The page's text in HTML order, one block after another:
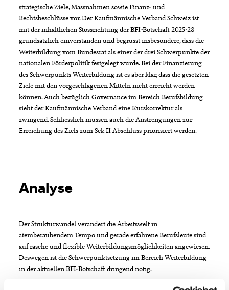
strategische Ziele, Massnahmen sowie Finanz-​ und
Rechtsbeschlüsse vor. Der Kaufmännische Verband Schweiz ist
mit der inhaltlichen Stossrichtung der BFI-Botschaft 2025-28
grundsätzlich einverstanden und begrüsst insbesondere, dass die
Weiterbildung vom Bundesrat als einer der drei Schwerpunkte der
nationalen Förderpolitik festgelegt wurde. Bei der Finanzierung
des Schwerpunkts Weiterbildung ist es aber klar, dass die gesetzten
Ziele mit den vorgeschlagenen Mitteln nicht erreicht werden
können. Auch bezüglich Governance im Bereich Berufsbildung
sieht der Kaufmännische Verband eine Kurskorrektur als
zwingend. Schliesslich müssen auch die Anstrengungen zur
Erreichung des Ziels zum Sek II Abschluss priorisiert werden.
Analyse
Der Strukturwandel verändert die Arbeitswelt in
atemberaubendem Tempo und gerade erfahrene Berufsleute sind
auf rasche und flexible Weiterbildungsmöglichkeiten angewiesen.
Deswegen ist die Schwerpunktsetzung im Bereich Weiterbildung
in der aktuellen BFI-Botschaft dringend nötig.